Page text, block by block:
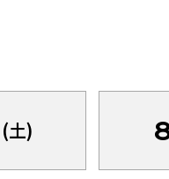
(土)